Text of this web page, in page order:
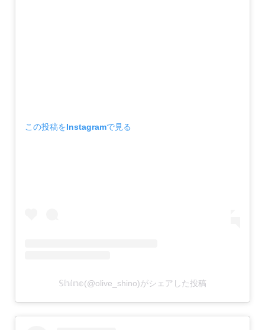
この投稿をInstagramで見る
𝕊𝕙𝕚𝕟𝕠(@olive_shino)がシェアした投稿